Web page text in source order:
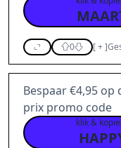
0 [+]
Bespaar €4,95
prix promo code
klik &